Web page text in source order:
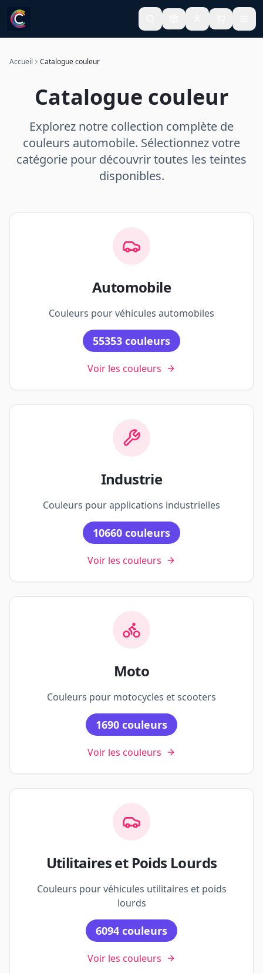
Accueil Catalogue couleur
Catalogue couleur
Explorez notre collection complète de
couleurs automobile. Sélectionnez votre
catégorie pour découvrir toutes les teintes
disponibles.
Automobile
Couleurs pour véhicules automobiles
55353 couleurs
Voir les couleurs
Industrie
Couleurs pour applications industrielles
10660 couleurs
Voir les couleurs
Moto
Couleurs pour motocycles et scooters
1690 couleurs
Voir les couleurs
Utilitaires et Poids Lourds
Couleurs pour véhicules utilitaires et poids
lourds
6094 couleurs
Voir les couleurs